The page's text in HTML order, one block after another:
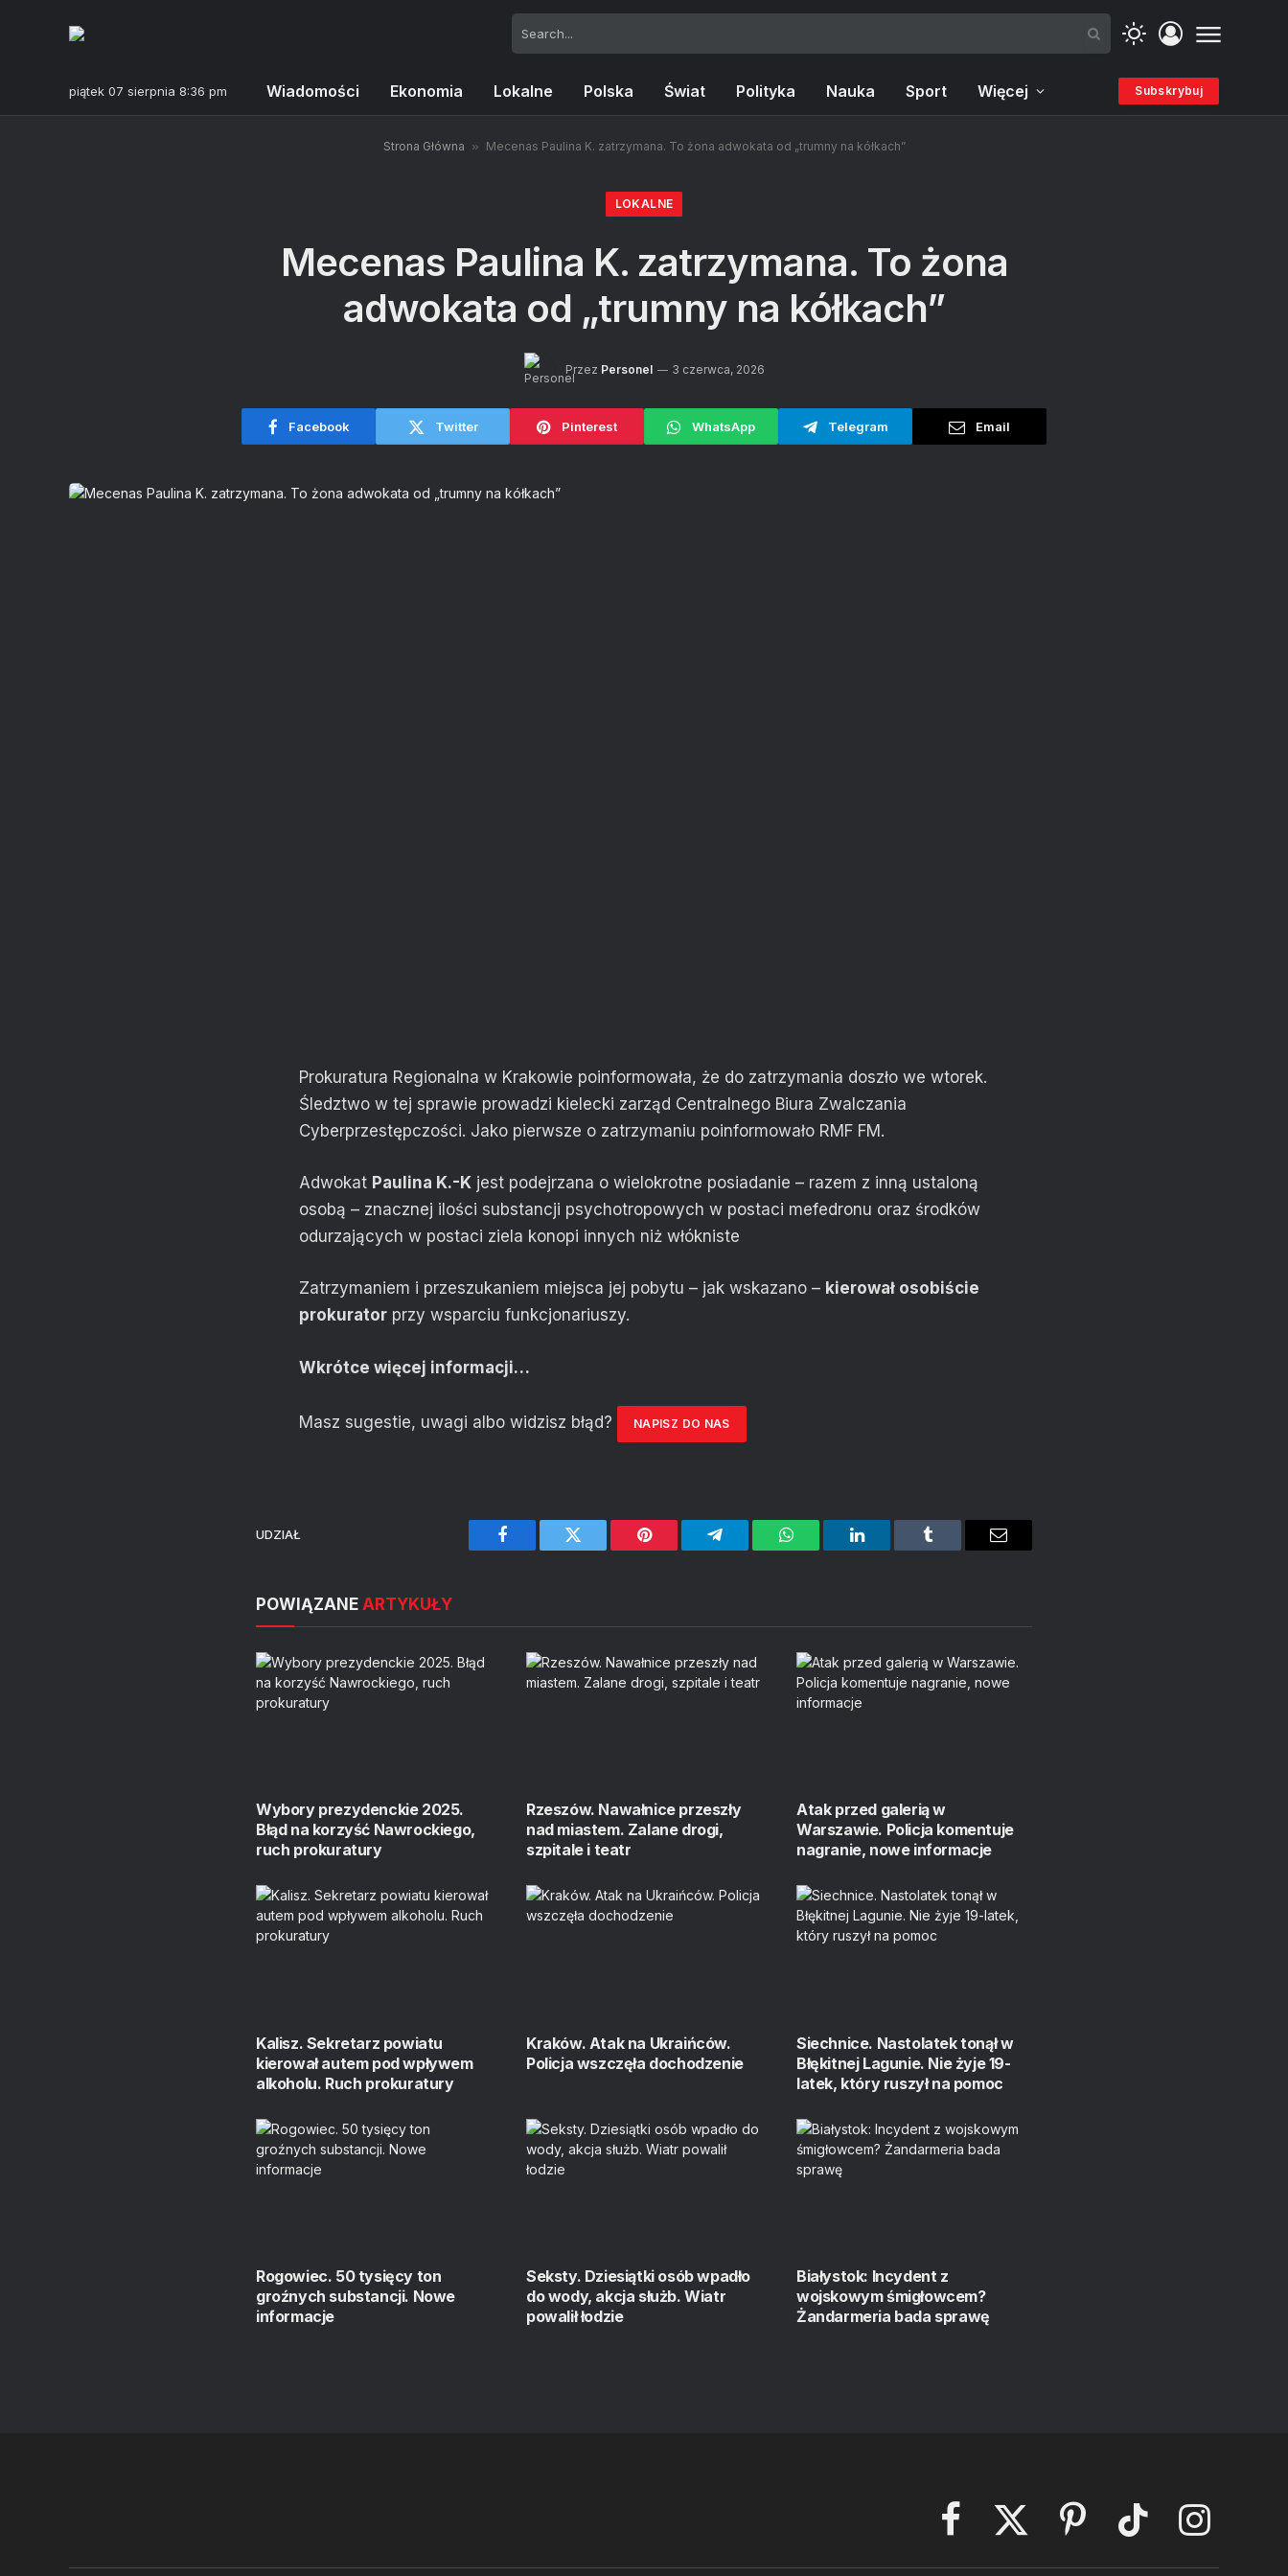
piątek 07 sierpnia 8:36 pm Wiadomości Ekonomia Lokalne Polska Świat Polityka Nauka Sport Więcej Subskrybuj
Strona Główna » Mecenas Paulina K. zatrzymana. To żona adwokata od „trumny na kółkach”
LOKALNE
Mecenas Paulina K. zatrzymana. To żona
adwokata od „trumny na kółkach”
Przez Personel 3 czerwca, 2026
Facebook Twitter Pinterest WhatsApp Telegram Email
Prokuratura Regionalna w Krakowie poinformowała, że do zatrzymania doszło we wtorek.
Śledztwo w tej sprawie prowadzi kielecki zarząd Centralnego Biura Zwalczania
Cyberprzestępczości. Jako pierwsze o zatrzymaniu poinformowało RMF FM.
Adwokat Paulina K.-K jest podejrzana o wielokrotne posiadanie – razem z inną ustaloną
osobą – znacznej ilości substancji psychotropowych w postaci mefedronu oraz środków
odurzających w postaci ziela konopi innych niż włókniste
Zatrzymaniem i przeszukaniem miejsca jej pobytu – jak wskazano – kierował osobiście
prokurator przy wsparciu funkcjonariuszy.
Wkrótce więcej informacji…
Masz sugestie, uwagi albo widzisz błąd? NAPISZ DO NAS
UDZIAŁ
Facebook Twitter Pinterest Telegram WhatsAppLinkedIn Tumblr Email
POWIĄZANE ARTYKUŁY
Wybory prezydenckie 2025.
Błąd na korzyść Nawrockiego,
ruch prokuratury
Rzeszów. Nawałnice przeszły
nad miastem. Zalane drogi,
szpitale i teatr
Atak przed galerią w
Warszawie. Policja komentuje
nagranie, nowe informacje
Kalisz. Sekretarz powiatu
kierował autem pod wpływem
alkoholu. Ruch prokuratury
Kraków. Atak na Ukraińców.
Policja wszczęła dochodzenie
Siechnice. Nastolatek tonął w
Błękitnej Lagunie. Nie żyje 19-
latek, który ruszył na pomoc
Rogowiec. 50 tysięcy ton
groźnych substancji. Nowe
informacje
Seksty. Dziesiątki osób wpadło
do wody, akcja służb. Wiatr
powalił łodzie
Białystok: Incydent z
wojskowym śmigłowcem?
Żandarmeria bada sprawę
FacebookX
Pinterest TikTok Instagram